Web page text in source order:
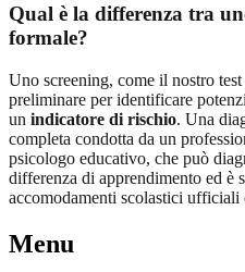
Qual è la differenza tra
formale?
Uno screening, come il nostro
preliminare per identificare
un indicatore di rischio. Una
completa condotta da un
psicologo educativo, che può
differenza di apprendimento ed è
accomodamenti scolastici
Menu